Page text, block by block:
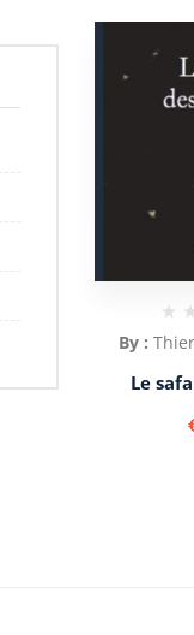
By :
Le